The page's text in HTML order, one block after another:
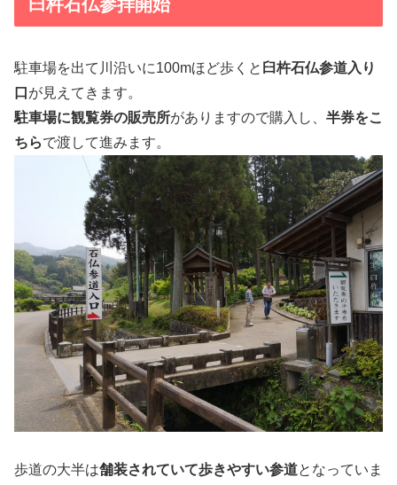
臼杵石仏参拝開始
駐車場を出て川沿いに100mほど歩くと 臼杵石仏参道入り
口 が見えてきます。
駐車場に観覧券の販売所がありますので購入し、 半券をこ
ちらで渡して進みます。
歩道の大半は舗装されていて歩きやすい参道となっていま